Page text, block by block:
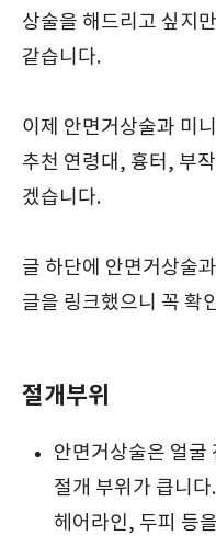
상술을 해드리고 싶지
같습니다.
이제 안면거상술과 미
추천 연령대, 흉터, 부
겠습니다.
글 하단에 안면거상술
글을 링크했으니 꼭 확
절개부위
안면거상술은 얼굴
절개 부위가 큽니
헤어라인, 두피 등